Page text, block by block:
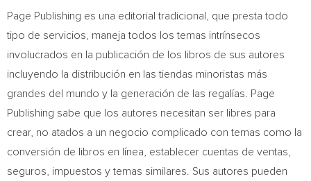
Page Publishing es una editorial tradicional, que presta todo
tipo de servicios, maneja todos los temas intrínsecos
involucrados en la publicación de los libros de sus autores
incluyendo la distribución en las tiendas minoristas más
grandes del mundo y la generación de las regalías. Page
Publishing sabe que los autores necesitan ser libres para
crear, no atados a un negocio complicado con temas como la
conversión de libros en línea, establecer cuentas de ventas,
seguros, impuestos y temas similares. Sus autores pueden